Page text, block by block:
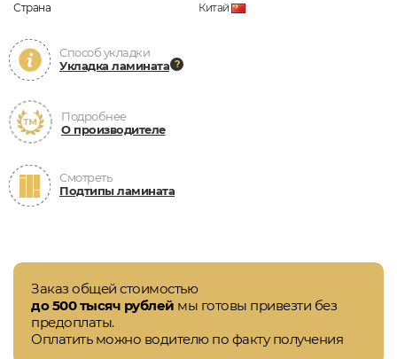
Страна
Китай
Способ укладки
Укладка ламината
Подробнее
О производителе
Смотреть
Подтипы ламината
Заказ общей стоимостью
до 500 тысяч рублей мы готовы привезти без
предоплаты.
Оплатить можно водителю по факту получения